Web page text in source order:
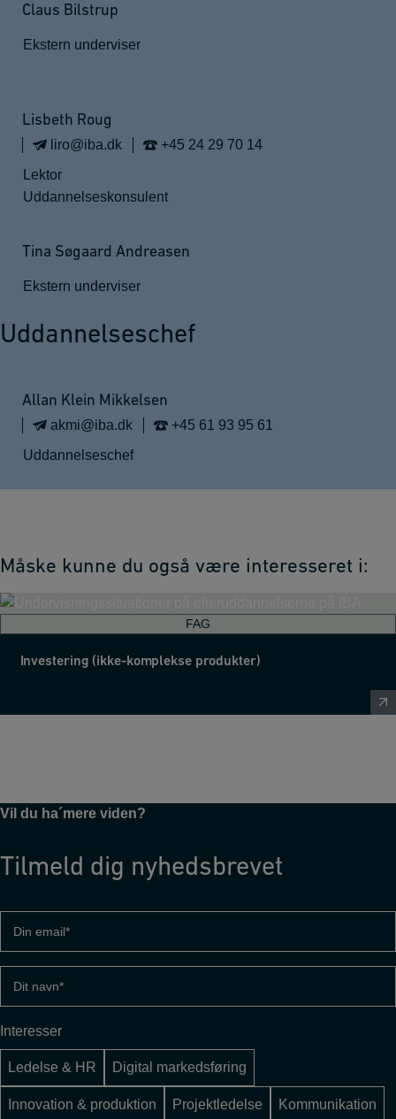
Claus Bilstrup
Ekstern underviser
Lisbeth Roug
liro@iba.dk
+45 24 29 70 14
Lektor
Uddannelseskonsulent
Tina Søgaard Andreasen
Ekstern underviser
Uddannelseschef
Allan Klein Mikkelsen
akmi@iba.dk
+45 61 93 95 61
Uddannelseschef
Måske kunne du også være interesseret i:
FAG
Investering (ikke-komplekse produkter)
Vil du ha´mere viden?
Tilmeld dig nyhedsbrevet
(Påkrævet)
Interesser
Ledelse & HR Digital markedsføring
Innovation & produktion Projektledelse Kommunikation